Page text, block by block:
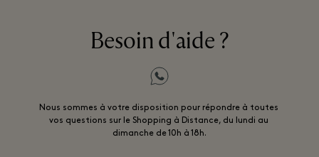
Besoin d'aide ?
Nous sommes à votre disposition pour répondre à toutes
vos questions sur le Shopping à Distance, du lundi au
dimanche de 10h à 18h.